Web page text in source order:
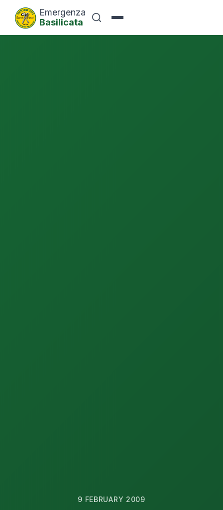
Emergenza
Basilicata
9 FEBRUARY 2009